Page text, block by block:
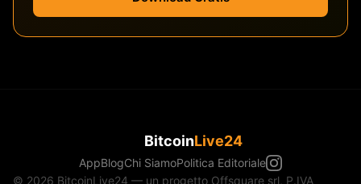
BitcoinLive24
AppBlogChi SiamoPolitica Editoriale
© 2026 BitcoinLive24 — un progetto Offsquare srl, P.IVA